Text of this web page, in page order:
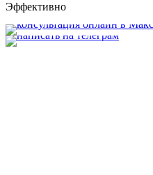
Эффективно